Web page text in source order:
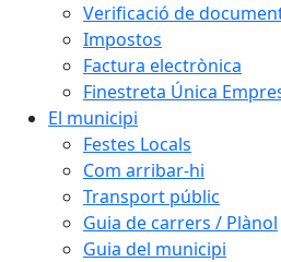
Verificació de
Impostos
Factura electrònica
Finestreta Única
El municipi
Festes Locals
Com arribar-hi
Transport públic
Guia de carrers / Plànol
Guia del municipi